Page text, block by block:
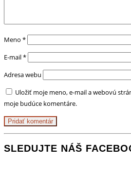
Meno *
E-mail*
Adresa webu
Uložiť moje meno, e-mail a webovú
moje budúce komentáre.
SLEDUJTE NÁŠ